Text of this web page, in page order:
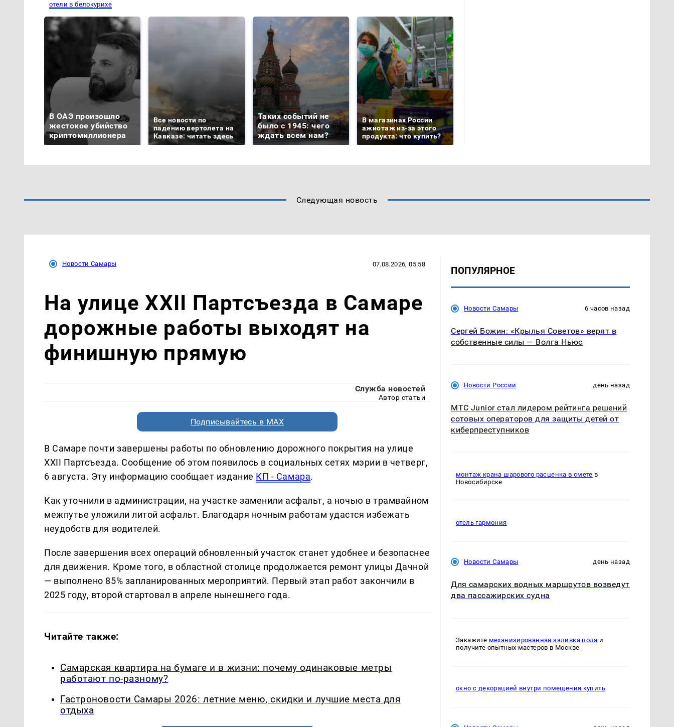
отели в белокурихе
В ОАЭ произошло
жестокое убийство
криптомиллионера
Все новости по
падению вертолета на
Кавказе: читать здесь
Таких событий не
было с 1945: чего
ждать всем нам?
В магазинах России
ажиотаж из-за этого
продукта: что купить?
Следующая новость
Новости Самары 07.08.2026, 05:58
На улице XXII Партсъезда в Самаре
дорожные работы выходят на
финишную прямую
Служба новостей
Автор статьи
Подписывайтесь в MAX
В Самаре почти завершены работы по обновлению дорожного покрытия на улице
XXII Партсъезда. Сообщение об этом появилось в социальных сетях мэрии в четверг,
6 августа. Эту информацию сообщает издание КП - Самара.
Как уточнили в администрации, на участке заменили асфальт, а ночью в трамвайном
межпутье уложили литой асфальт. Благодаря ночным работам удастся избежать
неудобств для водителей.
После завершения всех операций обновленный участок станет удобнее и безопаснее
для движения. Кроме того, в областной столице продолжается ремонт улицы Дачной
— выполнено 85% запланированных мероприятий. Первый этап работ закончили в
2025 году, второй стартовал в апреле нынешнего года.
Читайте также:
Самарская квартира на бумаге и в жизни: почему одинаковые метры
работают по-разному?
Гастроновости Самары 2026: летние меню, скидки и лучшие места для
отдыха
ПОПУЛЯРНОЕ
Новости Самары 6 часов назад
Сергей Божин: «Крылья Советов» верят в
собственные силы — Волга Ньюс
Новости России день назад
МТС Junior стал лидером рейтинга решений
сотовых операторов для защиты детей от
киберпреступников
монтаж крана шарового расценка в смете в
Новосибирске
отель гармония
Новости Самары день назад
Для самарских водных маршрутов возведут
два пассажирских судна
Закажите механизированная заливка пола и
получите опытных мастеров в Москве
окно с декорацией внутри помещения купить